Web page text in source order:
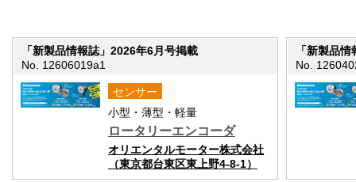
「新製品情報誌」2026年6月号掲載
No. 12606019a1
センサー
小型・薄型・軽量
ロータリーエンコーダ
オリエンタルモーター株式会社
（東京都台東区東上野4-8-1）
「新製品
No.